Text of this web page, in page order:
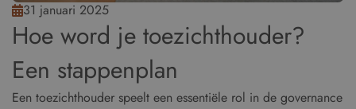
31 januari 2025
Hoe word je toezichthouder?
Een stappenplan
Een toezichthouder speelt een essentiële rol in de governance